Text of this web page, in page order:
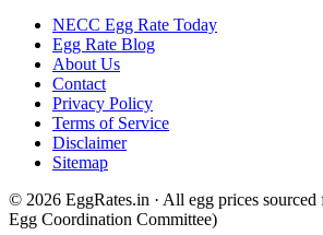
NECC Egg Rate Today
Egg Rate Blog
About Us
Contact
Privacy Policy
Terms of Service
Disclaimer
Sitemap
© 2026 EggRates.in · All egg prices
Egg Coordination Committee)